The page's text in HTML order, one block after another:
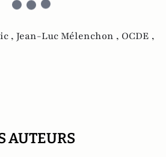
, Jean-Luc Mélenchon , OCDE ,
AUTEURS